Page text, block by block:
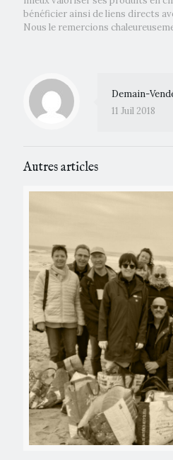
bénéficier ainsi de liens directs
Nous le remercions
Demain-
11 Juil 2018
Autres articles